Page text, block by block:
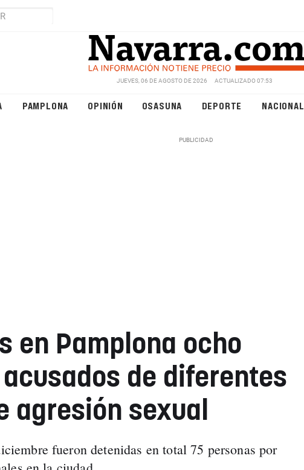
JUEVES, 06 DE AGOSTO DE 2026 ACTUALIZADO 07:53
PAMPLONA OPINIÓN OSASUNA DEPORTE NACIONAL
en Pamplona ocho
acusados de diferentes
agresión sexual
fueron detenidas en total 75 personas por